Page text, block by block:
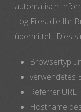
automatisch
Log Files, die Ihr
übermittelt. Dies
Browsertyp
verwendetes
Referrer URL
Hostname